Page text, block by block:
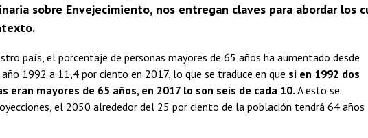
sobre Envejecimiento, nos entregan claves para abordar los
país, el porcentaje de personas mayores de 65 años ha aumentado desde
1992 a 11,4 por ciento en 2017, lo que se traduce en que si en 1992 dos
eran mayores de 65 años, en 2017 lo son seis de cada 10. A esto se
el 2050 alrededor del 25 por ciento de la población tendrá 64 años